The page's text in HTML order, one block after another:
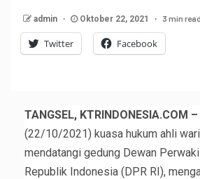
admin Oktober 22, 2021 3 min read
Twitter Facebook
TANGSEL, KTRINDONESIA.COM –
(22/10/2021) kuasa hukum ahli
mendatangi gedung Dewan
Republik Indonesia (DPR RI),